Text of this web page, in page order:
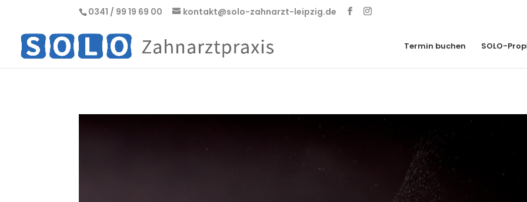
0341 / 99 19 69 00 kontakt@solo-zahnarzt-leipzig.de
Termin buchen SOLO-